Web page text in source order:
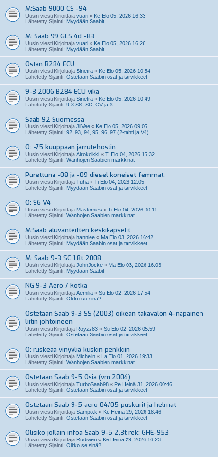
M:Saab 9000 CS -94
Uusin viesti Kirjoittaja vuari « Ke Elo 05, 2026 16:33
Lähetetty Sijainti: Myydään Saabit
M: Saab 99 GLS 4d -83
Uusin viesti Kirjoittaja vuari « Ke Elo 05, 2026 16:26
Lähetetty Sijainti: Myydään Saabit
Ostan B284 ECU
Uusin viesti Kirjoittaja Sinetra « Ke Elo 05, 2026 10:54
Lähetetty Sijainti: Ostetaan Saabin osat ja tarvikkeet
9-3 2006 B284 ECU vika
Uusin viesti Kirjoittaja Sinetra « Ke Elo 05, 2026 10:49
Lähetetty Sijainti: 9-3 SS, SC, CV ja X
Saab 92 Suomessa
Uusin viesti Kirjoittaja JiiVee « Ke Elo 05, 2026 09:05
Lähetetty Sijainti: 92, 93, 94, 95, 96, 97 (2-tahti ja V4)
O: -75 kuuppaan jarrutehostin
Uusin viesti Kirjoittaja Airokolkki « Ti Elo 04, 2026 15:32
Lähetetty Sijainti: Wanhojen Saabien markkinat
Purettuna -08 ja -09 diesel koneiset femmat.
Uusin viesti Kirjoittaja Tuha « Ti Elo 04, 2026 12:05
Lähetetty Sijainti: Myydään Saabin osat ja tarvikkeet
O: 96 V4
Uusin viesti Kirjoittaja Mastomies « Ti Elo 04, 2026 00:11
Lähetetty Sijainti: Wanhojen Saabien markkinat
M:Saab aluvanteitten keskikapselit
Uusin viesti Kirjoittaja hanniee « Ma Elo 03, 2026 16:42
Lähetetty Sijainti: Myydään Saabin osat ja tarvikkeet
M: Saab 9-3 SC 1.8t 2008
Uusin viesti Kirjoittaja JohnJocke « Ma Elo 03, 2026 16:03
Lähetetty Sijainti: Myydään Saabit
NG 9-3 Aero / Kotka
Uusin viesti Kirjoittaja Aemilia « Su Elo 02, 2026 17:54
Lähetetty Sijainti: Olitko se sinä?
Ostetaan Saab 9-3 SS (2003) oikean takavalon 4-napainen
liitin johtoineen
Uusin viesti Kirjoittaja Royzz83 « Su Elo 02, 2026 05:59
Lähetetty Sijainti: Ostetaan Saabin osat ja tarvikkeet
O: ruskeaa vinyyliä kuskin penkkiin
Uusin viesti Kirjoittaja Michelin « La Elo 01, 2026 19:33
Lähetetty Sijainti: Wanhojen Saabien markkinat
Ostetaan Saab 9-5 Osia (vm.2004)
Uusin viesti Kirjoittaja TurboSaab98 « Pe Heinä 31, 2026 00:46
Lähetetty Sijainti: Ostetaan Saabin osat ja tarvikkeet
Ostetaan Saab 9-5 aero 04/05 puskurit ja helmat
Uusin viesti Kirjoittaja Sampo.k « Ke Heinä 29, 2026 18:46
Lähetetty Sijainti: Ostetaan Saabin osat ja tarvikkeet
Olisiko jollain infoa Saab 9-5 2,3t rek: GHE-953
Uusin viesti Kirjoittaja Rudiweri « Ke Heinä 29, 2026 16:23
Lähetetty Sijainti: Olitko se sinä?